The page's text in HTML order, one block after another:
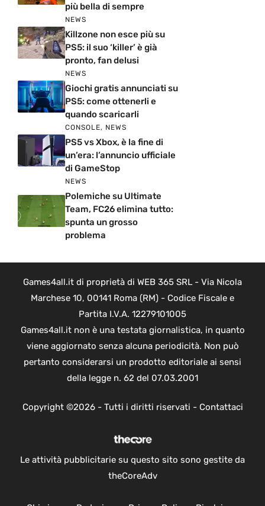
più bella di sempre
NEWS
Killzone non esce più su
PS5: il suo ‘killer’ è già
pronto, fan delusi
NEWS
Giochi gratis annunciati su
PS5: come ottenerli e
quando scaricarli
CONSOLE, NEWS
PS5 vs Xbox, è la fine di
un’era: l’annuncio ufficiale
di GameStop
NEWS
Polemiche su Ultimate
Team, FC26 elimina tutto:
spunta un grosso
problema
Games4all.it di proprietà di WEB 365 SRL - Via Nicola
Marchese 10, 00141 Roma (RM) - Codice Fiscale e
Partita I.V.A. 12279101005
Games4all.it non è una testata giornalistica, in quanto
viene aggiornato senza alcuna periodicità. Non può
pertanto considerarsi un prodotto editoriale ai sensi
della legge n. 62 del 07.03.2001
Copyright ©2026 - Tutti i diritti riservati - Contattaci
Le attività pubblicitarie su questo sito sono gestite da
theCoreAdv